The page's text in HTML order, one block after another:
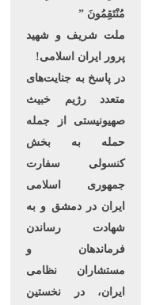
مُنْتَقِمُونَ ”
ملت شریف و شهید
پرور ایران اسلامی!
در پاسخ به جنایت‌های
متعدد رژیم خبیث
صهیونیستی از جمله
حمله به بخش
کنسولی سفارت
جمهوری اسلامی
ایران در دمشق و به
شهادت رساندن
فرماندهان و
مستشاران نظامی
ایران، در نخستین